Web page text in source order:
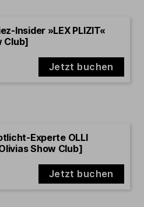
Insider »LEX PLIZIT«
Club]
Jetzt buchen
Experte OLLI
Show Club]
Jetzt buchen